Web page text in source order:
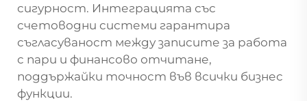
сигурност. Интеграцията със
счетоводни системи гарантира
съгласуваност между записите за работа
с пари и финансово отчитане,
поддържайки точност във всички бизнес
функции.